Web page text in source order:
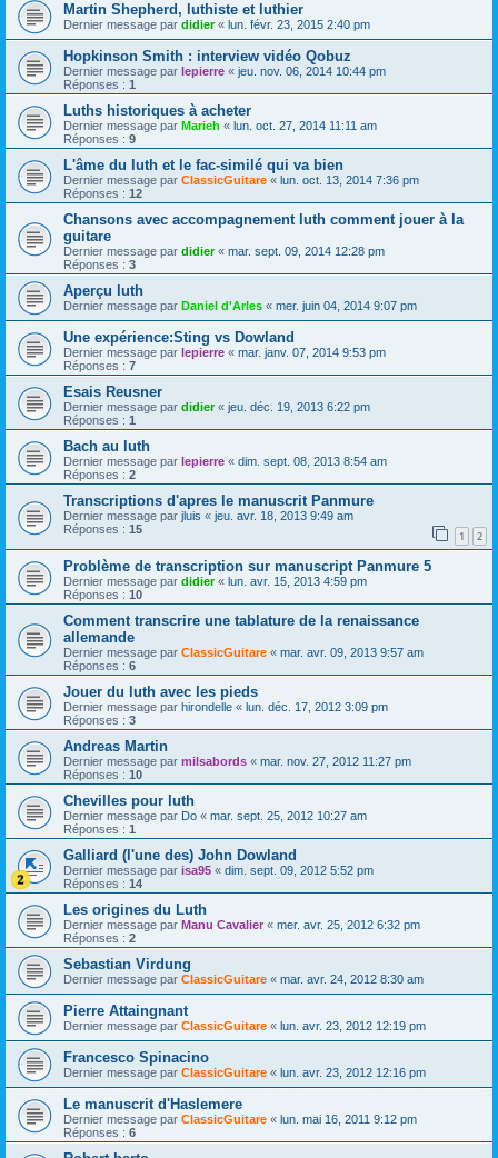
Martin Shepherd, luthiste et luthier
Dernier message par didier« lun. févr. 23, 2015 2:40 pm
Hopkinson Smith : interview vidéo Qobuz
Dernier message par lepierre « jeu. nov. 06, 2014 10:44 pm
Réponses : 1
Luths historiques à acheter
Dernier message par Marieh « lun. oct. 27, 2014 11:11 am
Réponses : 9
L'âme du luth et le fac-similé qui va bien
Dernier message par ClassicGuitare « lun. oct. 13, 2014 7:36 pm
Réponses : 12
Chansons avec accompagnement luth comment jouer à la
guitare
Dernier message par didier« mar. sept. 09, 2014 12:28 pm
Réponses : 3
Aperçu luth
Dernier message par Daniel d'Arles « mer. juin 04, 2014 9:07 pm
Une expérience:Sting vs Dowland
Dernier message par lepierre « mar. janv. 07, 2014 9:53 pm
Réponses : 7
Esais Reusner
Dernier message par didier« jeu. déc. 19, 2013 6:22 pm
Réponses : 1
Bach au luth
Dernier message par lepierre « dim. sept. 08, 2013 8:54 am
Réponses : 2
Transcriptions d'apres le manuscrit Panmure
Dernier message par jluis « jeu. avr. 18, 2013 9:49 am
Réponses : 15 1 2
Problème de transcription sur manuscript Panmure 5
Dernier message par didier« lun. avr. 15, 2013 4:59 pm
Réponses : 10
Comment transcrire une tablature de la renaissance
allemande
Dernier message par ClassicGuitare « mar. avr. 09, 2013 9:57 am
Réponses : 6
Jouer du luth avec les pieds
Dernier message par hirondelle « lun. déc. 17, 2012 3:09 pm
Réponses : 3
Andreas Martin
Dernier message par milsabords « mar. nov. 27, 2012 11:27 pm
Réponses : 10
Chevilles pour luth
Dernier message par Do « mar. sept. 25, 2012 10:27 am
Réponses : 1
Galliard (l'une des) John Dowland
Dernier message par isa95 « dim. sept. 09, 2012 5:52 pm
Réponses : 14
Les origines du Luth
Dernier message par Manu Cavalier « mer. avr. 25, 2012 6:32 pm
Réponses : 2
Sebastian Virdung
Dernier message par ClassicGuitare « mar. avr. 24, 2012 8:30 am
Pierre Attaingnant
Dernier message par ClassicGuitare « lun. avr. 23, 2012 12:19 pm
Francesco Spinacino
Dernier message par ClassicGuitare « lun. avr. 23, 2012 12:16 pm
Le manuscrit d'Haslemere
Dernier message par ClassicGuitare « lun. mai 16, 2011 9:12 pm
Réponses : 6